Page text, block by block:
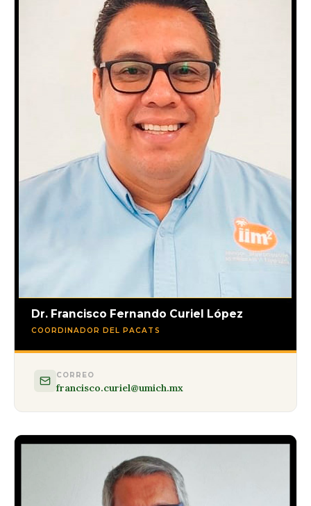
Dr. Francisco Fernando Curiel López
COORDINADOR DEL PACATS
CORREO
francisco.curiel@umich.mx